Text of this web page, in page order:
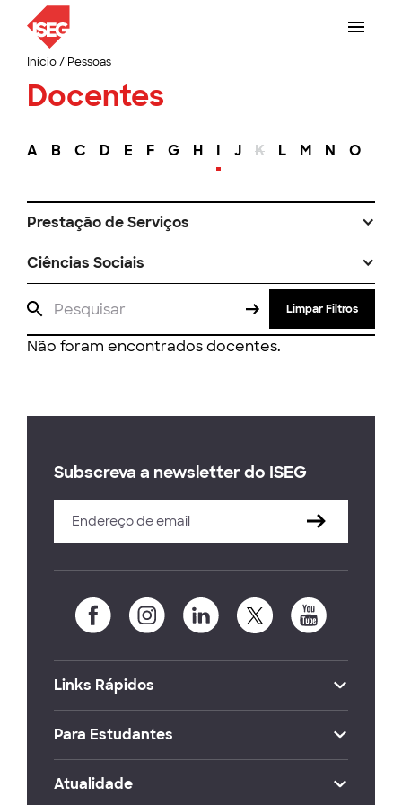
Início/ Pessoas
Docentes
A B C D E F G H I J K L M N O
Prestação de Serviços
Ciências Sociais
Limpar Filtros
Não foram encontrados docentes.
Subscreva a newsletter do ISEG
Links Rápidos
Para Estudantes
Atualidade